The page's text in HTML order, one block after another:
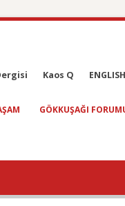
Kaos Q ENGLISH
GÖKKUŞAĞI